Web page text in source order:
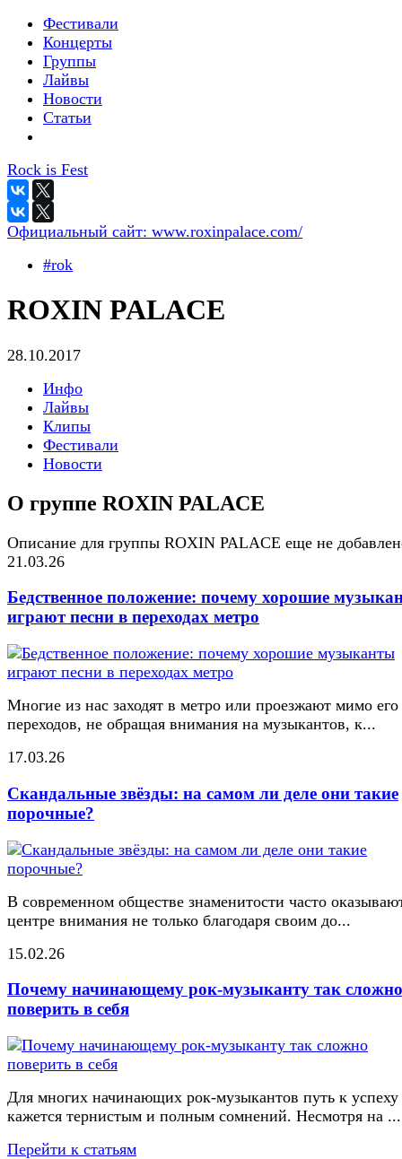
Фестивали
Концерты
Группы
Лайвы
Новости
Статьи
Rock is Fest
Официальный сайт: www.roxinpalace.com/
#rok
ROXIN PALACE
28.10.2017
Инфо
Лайвы
Клипы
Фестивали
Новости
О группе ROXIN PALACE
Описание для группы ROXIN PALACE еще не
21.03.26
Бедственное положение: почему хорошие
играют песни в переходах метро
Многие из нас заходят в метро или проезжают мимо его
переходов, не обращая внимания на музыкантов, к...
17.03.26
Скандальные звёзды: на самом ли деле они такие
порочные?
В современном обществе знаменитости часто
центре внимания не только благодаря своим до...
15.02.26
Почему начинающему рок-музыканту так сложно
поверить в себя
Для многих начинающих рок-музыкантов путь к успеху
кажется тернистым и полным сомнений. Несмотря на ...
Перейти к статьям